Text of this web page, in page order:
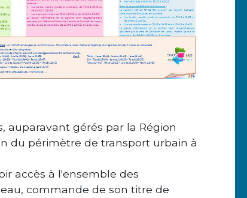
auparavant gérés par la Région
du périmètre de transport urbain à
accès à l'ensemble des
commande de son titre de